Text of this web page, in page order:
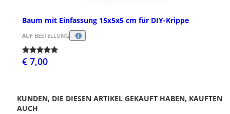
Baum mit Einfassung 15x5x5 cm für DIY-Krippe
AUF BESTELLUNG
€ 7,00
KUNDEN, DIE DIESEN ARTIKEL GEKAUFT HABEN, KAUFTEN
AUCH